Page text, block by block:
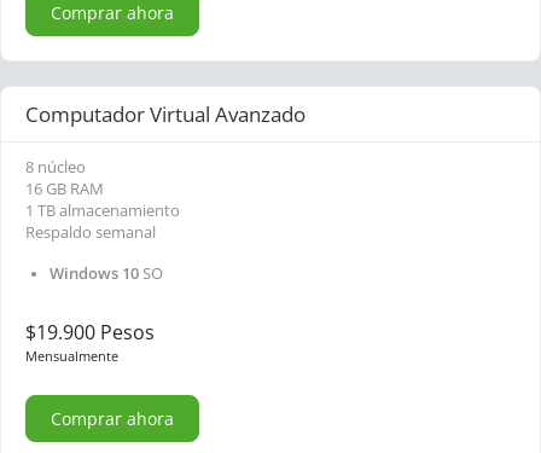
Comprar ahora
Computador Virtual Avanzado
8 núcleo
16 GB RAM
1 TB almacenamiento
Respaldo semanal
Windows 10SO
$19.900 Pesos
Mensualmente
Comprar ahora